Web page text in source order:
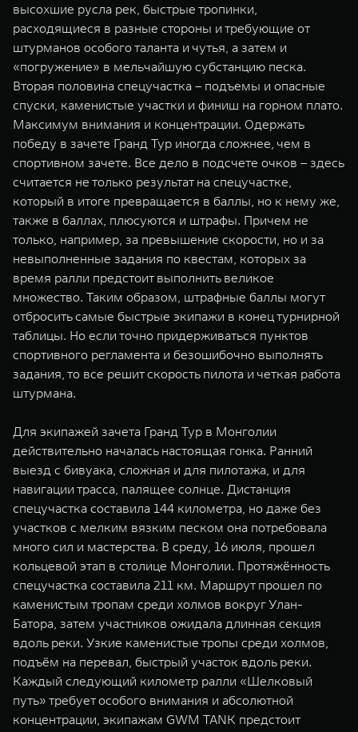
высохшие русла рек, быстрые тропинки,
расходящиеся в разные стороны и требующие от
штурманов особого таланта и чутья, а затем и
«погружение» в мельчайшую субстанцию песка.
Вторая половина спецучастка – подъемы и опасные
спуски, каменистые участки и финиш на горном плато.
Максимум внимания и концентрации. Одержать
победу в зачете Гранд Тур иногда сложнее, чем в
спортивном зачете. Все дело в подсчете очков – здесь
считается не только результат на спецучастке,
который в итоге превращается в баллы, но к нему же,
также в баллах, плюсуются и штрафы. Причем не
только, например, за превышение скорости, но и за
невыполненные задания по квестам, которых за
время ралли предстоит выполнить великое
множество. Таким образом, штрафные баллы могут
отбросить самые быстрые экипажи в конец турнирной
таблицы. Но если точно придерживаться пунктов
спортивного регламента и безошибочно выполнять
задания, то все решит скорость пилота и четкая работа
штурмана.
Для экипажей зачета Гранд Тур в Монголии
действительно началась настоящая гонка. Ранний
выезд с бивуака, сложная и для пилотажа, и для
навигации трасса, палящее солнце. Дистанция
спецучастка составила 144 километра, но даже без
участков с мелким вязким песком она потребовала
много сил и мастерства. В среду, 16 июля, прошел
кольцевой этап в столице Монголии. Протяжённость
спецучастка составила 211 км. Маршрут прошел по
каменистым тропам среди холмов вокруг Улан-
Батора, затем участников ожидала длинная секция
вдоль реки. Узкие каменистые тропы среди холмов,
подъём на перевал, быстрый участок вдоль реки.
Каждый следующий километр ралли «Шелковый
путь» требует особого внимания и абсолютной
концентрации, экипажам GWM TANK предстоит